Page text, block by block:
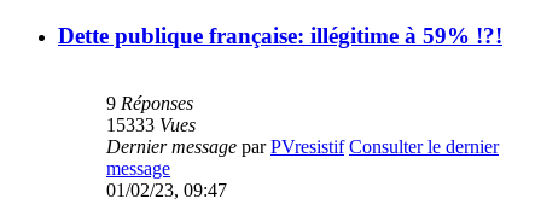
Dette publique française: illégitime à 59% !?!
9 Réponses
15333 Vues
Dernier message parPVresistif Consulter le dernier
message
01/02/23, 09:47